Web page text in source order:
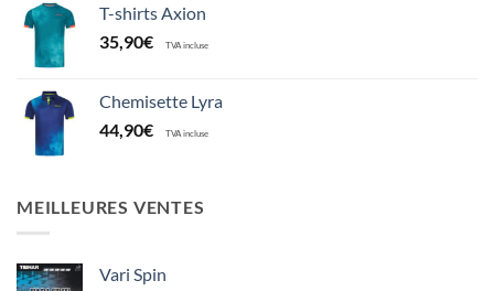
T-shirts Axion
35,90€ TVA incluse
Chemisette Lyra
44,90€ TVA incluse
MEILLEURES VENTES
Vari Spin